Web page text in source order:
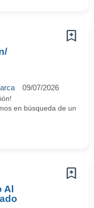
09/07/2026
en búsqueda de un